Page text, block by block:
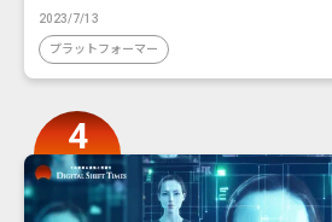
2023/7/13
プラットフォーマー